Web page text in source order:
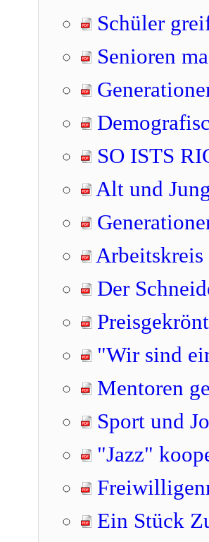
Schüler
Senioren
SO ISTS
Alt und
Arbeitskreis
Der
"Wir sind
Mentoren
Sport und
"Jazz"
Ein Stück